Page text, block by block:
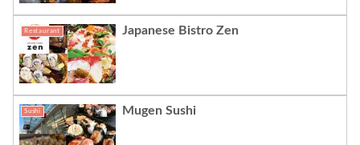
Restaurant Japanese Bistro Zen
Sushi Mugen Sushi